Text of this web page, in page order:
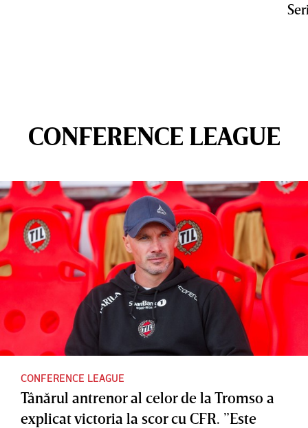
CONFERENCE LEAGUE
CONFERENCE LEAGUE
Tânărul antrenor al celor de la Tromso a
explicat victoria la scor cu CFR. ”Este